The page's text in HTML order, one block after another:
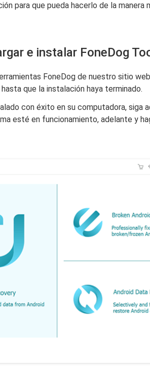
para que pueda hacerlo de la manera
e instalar FoneDog
FoneDog de nuestro sitio
que la instalación haya terminado.
con éxito en su computadora, siga
esté en funcionamiento, adelante y